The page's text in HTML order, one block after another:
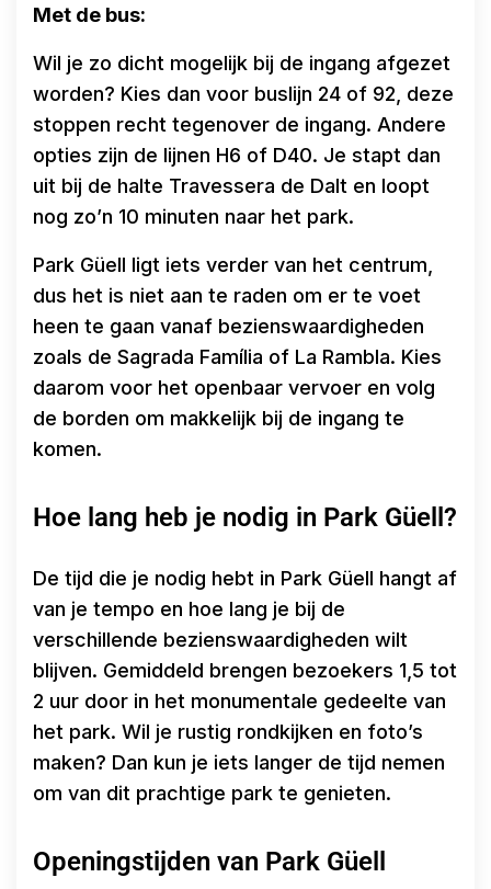
Met de bus:
Wil je zo dicht mogelijk bij de ingang afgezet
worden? Kies dan voor buslijn 24 of 92, deze
stoppen recht tegenover de ingang. Andere
opties zijn de lijnen H6 of D40. Je stapt dan
uit bij de halte Travessera de Dalt en loopt
nog zo’n 10 minuten naar het park.
Park Güell ligt iets verder van het centrum,
dus het is niet aan te raden om er te voet
heen te gaan vanaf bezienswaardigheden
zoals de Sagrada Família of La Rambla. Kies
daarom voor het openbaar vervoer en volg
de borden om makkelijk bij de ingang te
komen.
Hoe lang heb je nodig in Park Güell?
De tijd die je nodig hebt in Park Güell hangt af
van je tempo en hoe lang je bij de
verschillende bezienswaardigheden wilt
blijven. Gemiddeld brengen bezoekers 1,5 tot
2 uur door in het monumentale gedeelte van
het park. Wil je rustig rondkijken en foto’s
maken? Dan kun je iets langer de tijd nemen
om van dit prachtige park te genieten.
Openingstijden van Park Güell